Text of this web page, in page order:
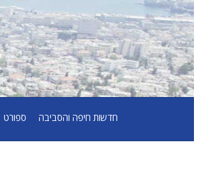
חדשות חיפה והסביבה ספורט